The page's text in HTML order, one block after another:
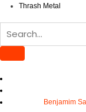
Thrash Metal
Benjamim